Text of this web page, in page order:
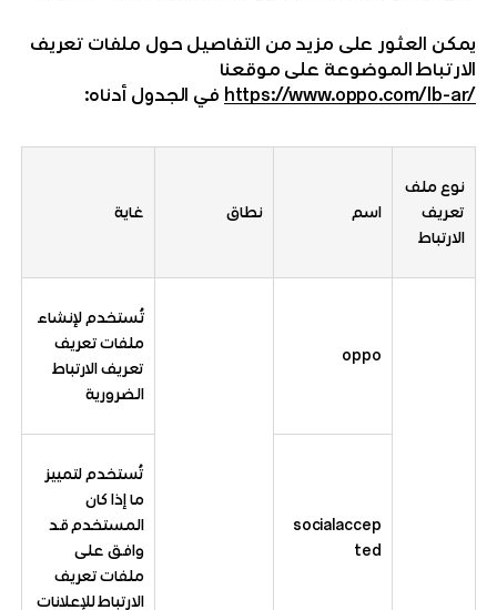
يمكن العثور على مزيد من التفاصيل حول ملفات تعريف
الارتباط الموضوعة على موقعنا
‎https://www.oppo.com/lb-ar/‎ في الجدول أدناه:
نوع ملف
تعريف
الارتباط
اسم نطاق غاية
oppo
تُستخدم لإنشاء
ملفات تعريف
تعريف الارتباط
الضرورية
socialaccep
ted
تُستخدم لتمييز
ما إذا كان
المستخدم قد
وافق على
ملفات تعريف
الارتباط للإعلانات